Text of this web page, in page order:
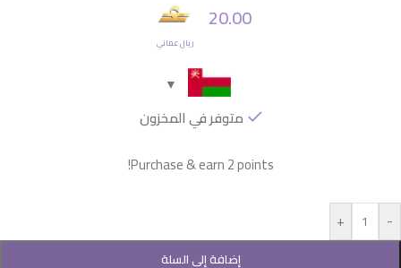
20.00
ريال عماني
متوفر في المخزون
Purchase & earn 2 points!
-
+
إضافة إلى السلة